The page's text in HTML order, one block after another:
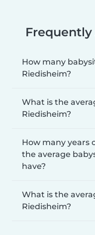
Frequently
How many
Riedisheim?
What is the
Riedisheim?
How many years
the average
have?
What is the
Riedisheim?